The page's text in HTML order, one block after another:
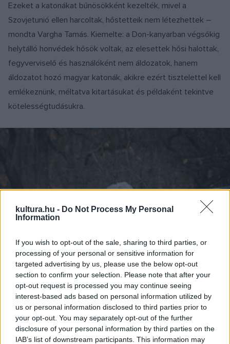
kultura.hu - Do Not Process My Personal
Information
If you wish to opt-out of the sale, sharing to third parties, or
processing of your personal or sensitive information for
targeted advertising by us, please use the below opt-out
section to confirm your selection. Please note that after your
opt-out request is processed you may continue seeing
interest-based ads based on personal information utilized by
us or personal information disclosed to third parties prior to
your opt-out. You may separately opt-out of the further
disclosure of your personal information by third parties on the
IAB’s list of downstream participants. This information may
Ezeket a katonákat bűnösökként kezelték, mivel a
Szovjetunió ellen harcoltak, hőstetteik nem létezhettek –
mondta Vargha Tamás. Kiemelte: a Don-kanyarban végsőkig
helytálló honvédek hősök voltak, az elesettek hősi halottak,
fegyverviselő és használóként nem áldozatok, hanem
áldozatot hozó magyar katonák, akikre ezért tisztelettel kell
emlékeznünk, méltatva kitartásukat és példaként tekintve
kötelességtudásukra.
„Nagyon büszkék vagyunk, hogy ez a kápolna az első
emlékmű a rendszerváltás után, mely egy méltatlan
elhallgatásra ítélt hadsereg és elfeledett halottainak